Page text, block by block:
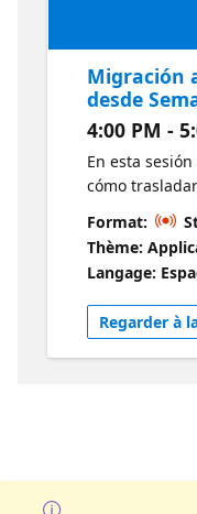
Migración
desde
4:00 PM -
En esta
cómo
basados en
Agent
diferencias en
agentes,
herramientas,
existente
capacidades
Format:
Thème:
Langage:
Regarder à